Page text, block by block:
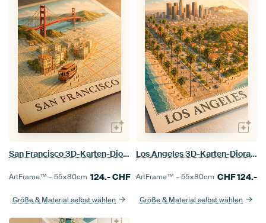
San Francisco 3D-Karten-Diorama-Kunst | Golden Gate Bridge-Druck
ArtFrame™ –55×80cm 124.-CHF
Größe & Material selbst wählen
Los Angeles 3D-Karten-Diorama-Kunst | Hollywood-Miniaturdruck
ArtFrame™ –55×80cm CHF124.-
Größe & Material selbst wählen